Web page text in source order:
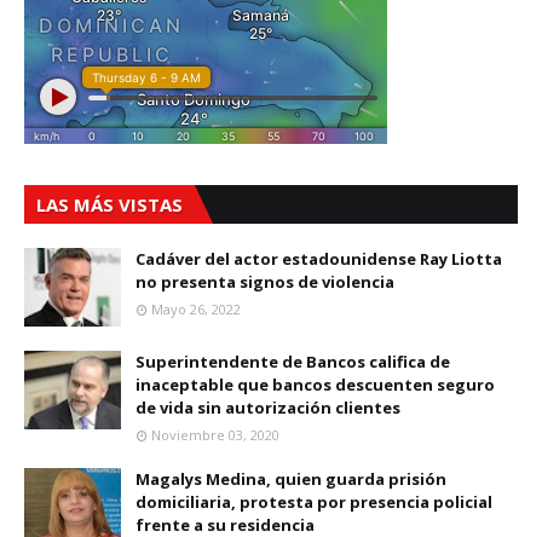
LAS MÁS VISTAS
Cadáver del actor estadounidense Ray Liotta
no presenta signos de violencia
Mayo 26, 2022
Superintendente de Bancos califica de
inaceptable que bancos descuenten seguro
de vida sin autorización clientes
Noviembre 03, 2020
Magalys Medina, quien guarda prisión
domiciliaria, protesta por presencia policial
frente a su residencia